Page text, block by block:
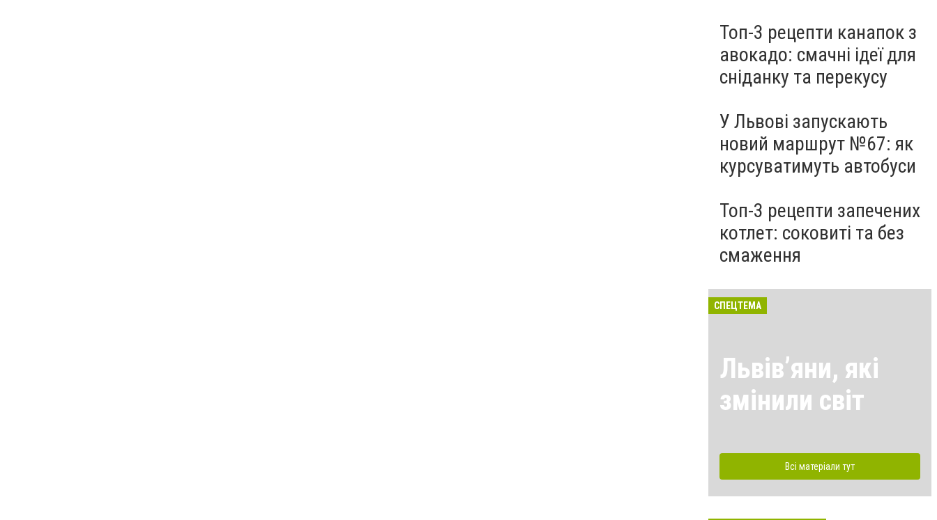
Топ-3 рецепти канапок з
авокадо: смачні ідеї для
сніданку та перекусу
У Львові запускають
новий маршрут №67: як
курсуватимуть автобуси
Топ-3 рецепти запечених
котлет: соковиті та без
смаження
СПЕЦТЕМА
Львівʼяни, які
змінили світ
Всі матеріали тут